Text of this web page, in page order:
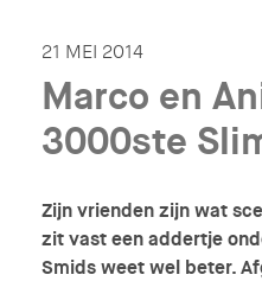
21 MEI 2014
Marco en
3000ste
Zijn vrienden zijn wat
zit vast een addertje
Smids weet wel beter.